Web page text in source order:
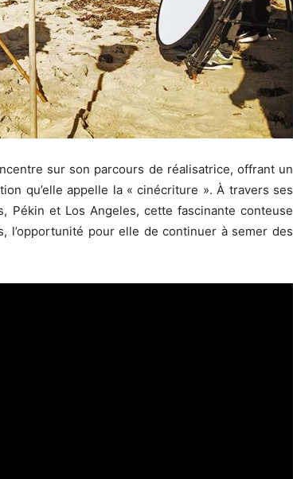
sur son parcours de réalisatrice, offrant un
qu’elle appelle la « cinécriture ». À travers ses
Pékin et Los Angeles, cette fascinante conteuse
l’opportunité pour elle de continuer à semer des